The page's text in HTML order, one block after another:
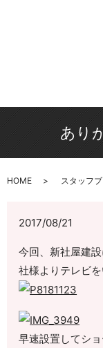
あり
HOME スタッフ
2017/08/21
今回、新社屋建
社様よりテレビ
早速設置してシ